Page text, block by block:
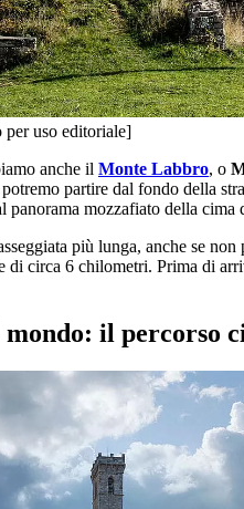
per uso editoriale]
anche il Monte Labbro, o
partire dal fondo della
mozzafiato della
più lunga, anche se
di circa 6 chilometri. Prima di
mondo: il percorso